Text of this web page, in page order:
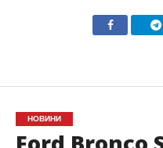
НОВИНИ